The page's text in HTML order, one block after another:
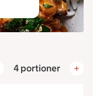
4 portioner